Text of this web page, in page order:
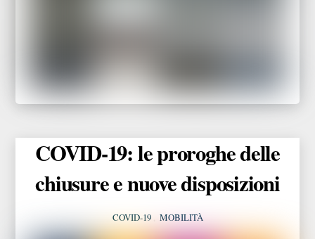
COVID-19: le proroghe delle
chiusure e nuove disposizioni
COVID-19 , MOBILITÀ